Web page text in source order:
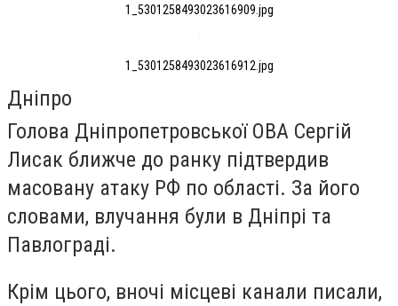
1_5301258493023616909.jpg
1_5301258493023616912.jpg
Дніпро
Голова Дніпропетровської ОВА Сергій
Лисак ближче до ранку підтвердив
масовану атаку РФ по області. За його
словами, влучання були в Дніпрі та
Павлограді.
Крім цього, вночі місцеві канали писали,